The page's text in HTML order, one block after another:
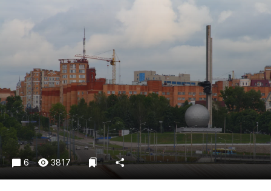
Образование
Общество
Погода
Праздники
Происшествия
Спорт
Экономика и бизнес
ПРОЕКТЫ
6 3817